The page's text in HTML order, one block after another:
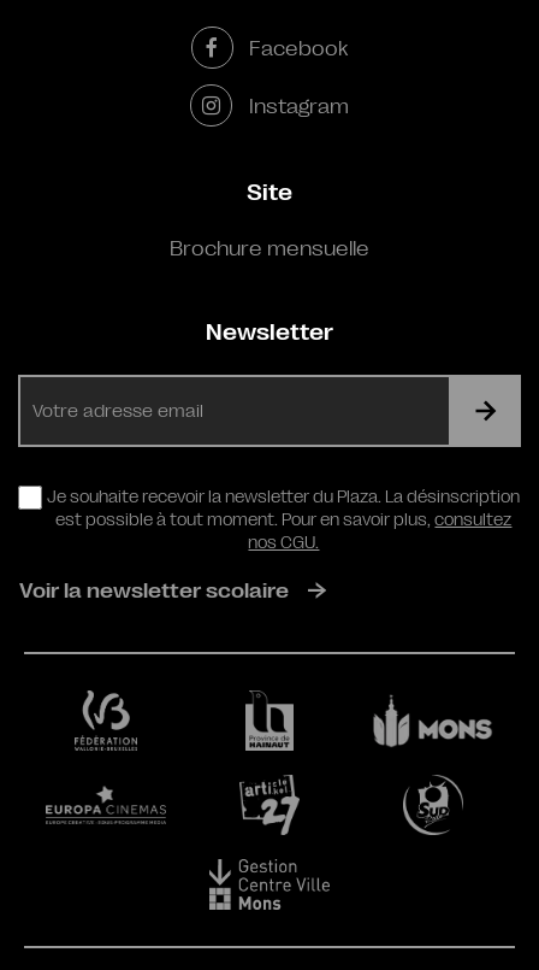
Facebook
Instagram
Site
Brochure mensuelle
Newsletter
RGPD
Je souhaite recevoir la newsletter du Plaza. La désinscription
est possible à tout moment. Pour en savoir plus,consultez
nos CGU.
Voir la newsletter scolaire